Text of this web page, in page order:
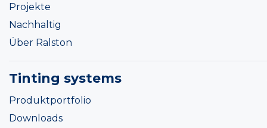
Projekte
Nachhaltig
Über Ralston
Tinting systems
Produktportfolio
Downloads